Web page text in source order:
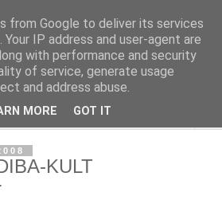
Tagebuch
Stadt Italiens
KULT
from Google to deliver its services
IP address and user-agent are
with performance and security
of service, generate usage
and address abuse.
MORE GOT IT